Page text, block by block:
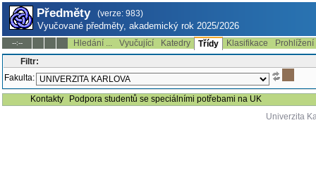
Předměty (verze: 983)
Vyučované předměty, akademický rok 2025/2026
--:-- Hledání ... Vyučující Katedry Třídy Klasifikace
Filtr:
Fakulta:
Kontakty
Podpora studentů se speciálními potřebami na UK
Univerzita